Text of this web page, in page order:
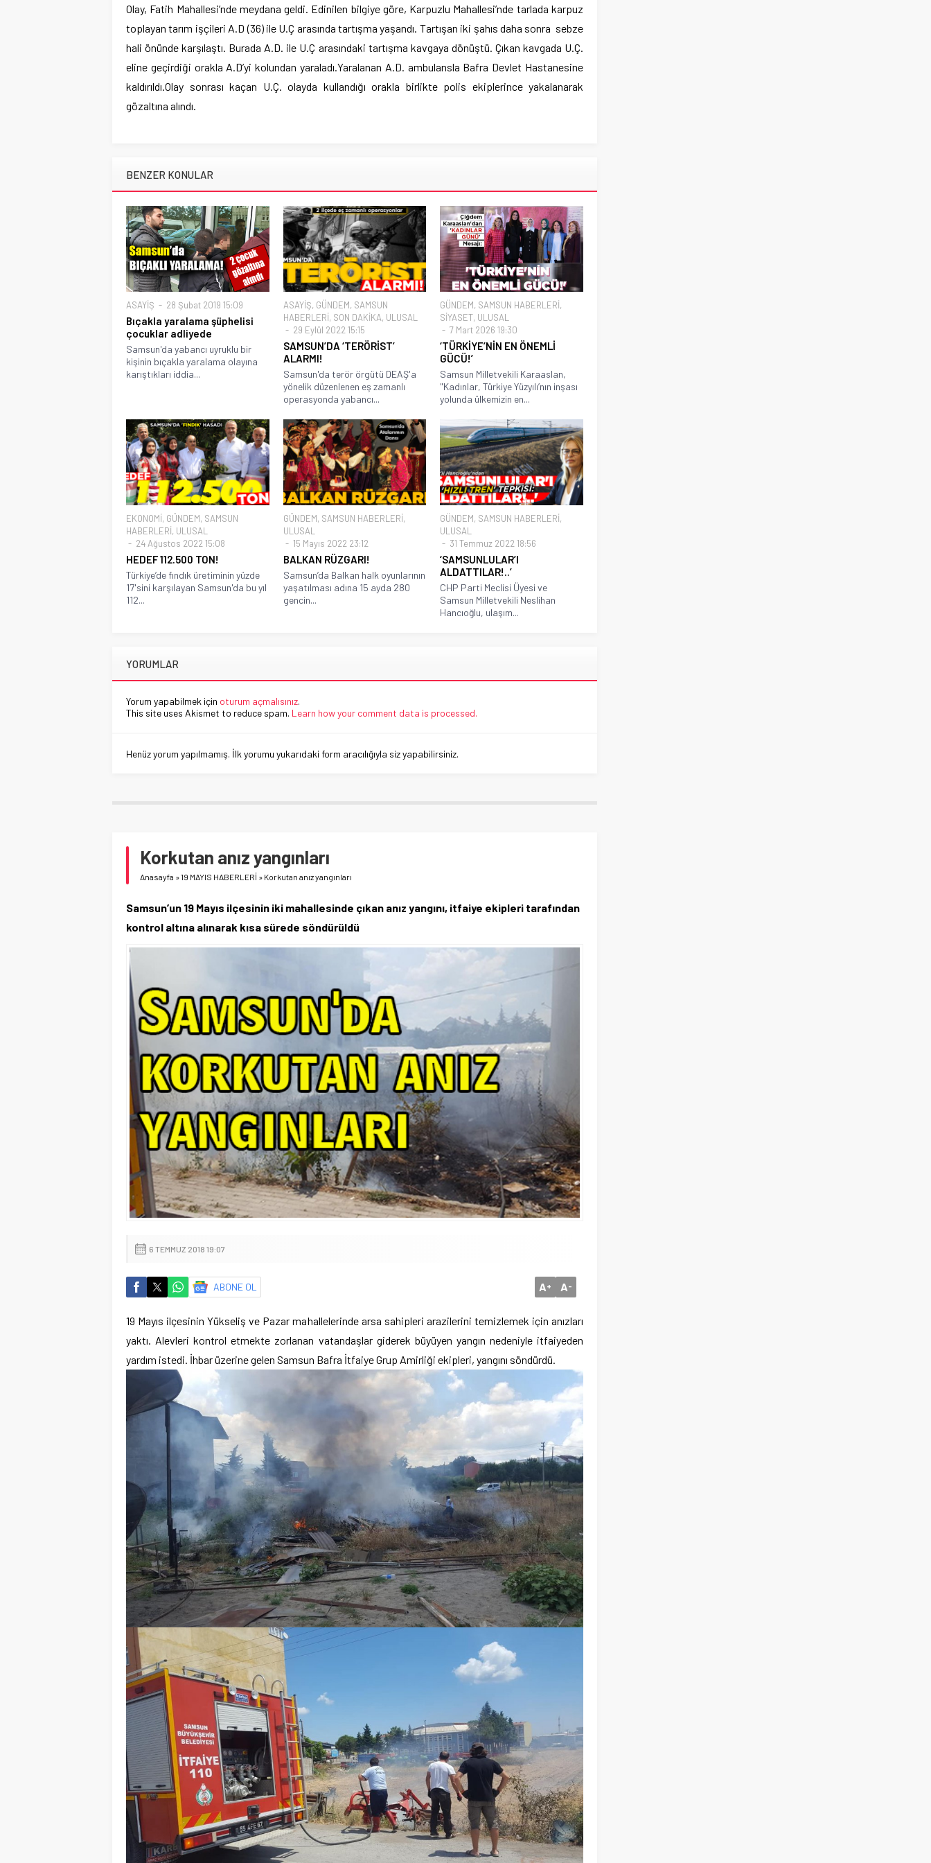
Olay, Fatih Mahallesi’nde meydana geldi. Edinilen bilgiye göre, Karpuzlu Mahallesi’nde tarlada karpuz
toplayan tarım işçileri A.D (36) ile U.Ç arasında tartışma yaşandı. Tartışan iki şahıs daha sonra sebze
hali önünde karşılaştı. Burada A.D. ile U.Ç arasındaki tartışma kavgaya dönüştü. Çıkan kavgada U.Ç.
eline geçirdiği orakla A.D’yi kolundan yaraladı.Yaralanan A.D. ambulansla Bafra Devlet Hastanesine
kaldırıldı.Olay sonrası kaçan U.Ç. olayda kullandığı orakla birlikte polis ekiplerince yakalanarak
gözaltına alındı.
BENZER KONULAR
ASAYİŞ 28 Şubat 2019 15:09
Bıçakla yaralama şüphelisi
çocuklar adliyede
Samsun'da yabancı uyruklu bir
kişinin bıçakla yaralama olayına
karıştıkları iddia...
ASAYİŞ, GÜNDEM, SAMSUN
HABERLERİ, SON DAKİKA, ULUSAL
29 Eylül 2022 15:15
SAMSUN’DA ‘TERÖRİST’
ALARMI!
Samsun'da terör örgütü DEAŞ'a
yönelik düzenlenen eş zamanlı
operasyonda yabancı...
GÜNDEM, SAMSUN HABERLERİ,
SİYASET, ULUSAL
7 Mart 2026 19:30
‘TÜRKİYE’NİN EN ÖNEMLİ
GÜCÜ!’
Samsun Milletvekili Karaaslan,
"Kadınlar, Türkiye Yüzyılı’nın inşası
yolunda ülkemizin en...
EKONOMİ, GÜNDEM, SAMSUN
HABERLERİ, ULUSAL
24 Ağustos 2022 15:08
HEDEF 112.500 TON!
Türkiye’de fındık üretiminin yüzde
17'sini karşılayan Samsun'da bu yıl
112...
GÜNDEM, SAMSUN HABERLERİ,
ULUSAL
15 Mayıs 2022 23:12
BALKAN RÜZGARI!
Samsun’da Balkan halk oyunlarının
yaşatılması adına 15 ayda 280
gencin...
GÜNDEM, SAMSUN HABERLERİ,
ULUSAL
31 Temmuz 2022 18:56
‘SAMSUNLULAR’I
ALDATTILAR!..’
CHP Parti Meclisi Üyesi ve
Samsun Milletvekili Neslihan
Hancıoğlu, ulaşım...
YORUMLAR
Yorum yapabilmek için oturum açmalısınız.
This site uses Akismet to reduce spam. Learn how your comment data is processed.
Henüz yorum yapılmamış. İlk yorumu yukarıdaki form aracılığıyla siz yapabilirsiniz.
Korkutan anız yangınları
Anasayfa »19 MAYIS HABERLERİ » Korkutan anız yangınları
Samsun’un 19 Mayıs ilçesinin iki mahallesinde çıkan anız yangını, itfaiye ekipleri tarafından
kontrol altına alınarak kısa sürede söndürüldü
6 TEMMUZ 2018 19:07
ABONE OL A+ A-
19 Mayıs ilçesinin Yükseliş ve Pazar mahallelerinde arsa sahipleri arazilerini temizlemek için anızları
yaktı. Alevleri kontrol etmekte zorlanan vatandaşlar giderek büyüyen yangın nedeniyle itfaiyeden
yardım istedi. İhbar üzerine gelen Samsun Bafra İtfaiye Grup Amirliği ekipleri, yangını söndürdü.